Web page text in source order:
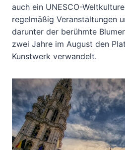
auch ein UNESCO-
regelmäßig Veranstaltungen
darunter der berühmte
zwei Jahre im August den
Kunstwerk verwandelt.